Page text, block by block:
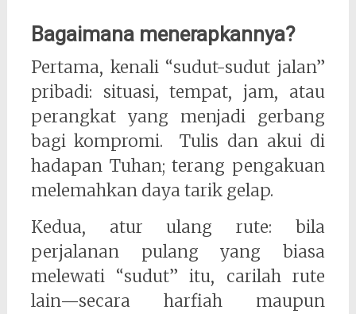
Bagaimana menerapkannya?
Pertama, kenali “sudut-sudut jalan”
pribadi: situasi, tempat, jam, atau
perangkat yang menjadi gerbang
bagi kompromi. Tulis dan akui di
hadapan Tuhan; terang pengakuan
melemahkan daya tarik gelap.
Kedua, atur ulang rute: bila
perjalanan pulang yang biasa
melewati “sudut” itu, carilah rute
lain—secara harfiah maupun